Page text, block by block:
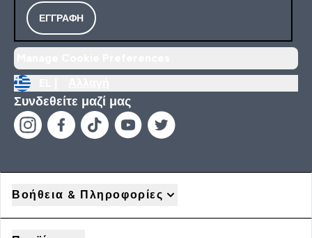
ΕΓΓΡΑΦΉ
Συνδεθείτε μαζί μας
Βοήθεια & Πληροφορίες